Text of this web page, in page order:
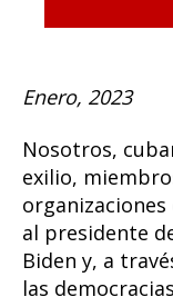
Enero, 2023
Nosotros,
exilio,
al presidente
Biden y, a
las